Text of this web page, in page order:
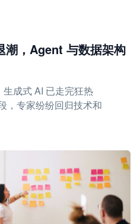
潮，Agent 与数据架构
成式 AI 已走完狂热
，专家纷纷回归技术和